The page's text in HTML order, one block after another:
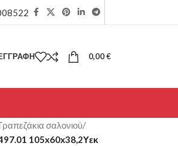
0,00€
σαλονιού/
105x60x38,2Υεκ